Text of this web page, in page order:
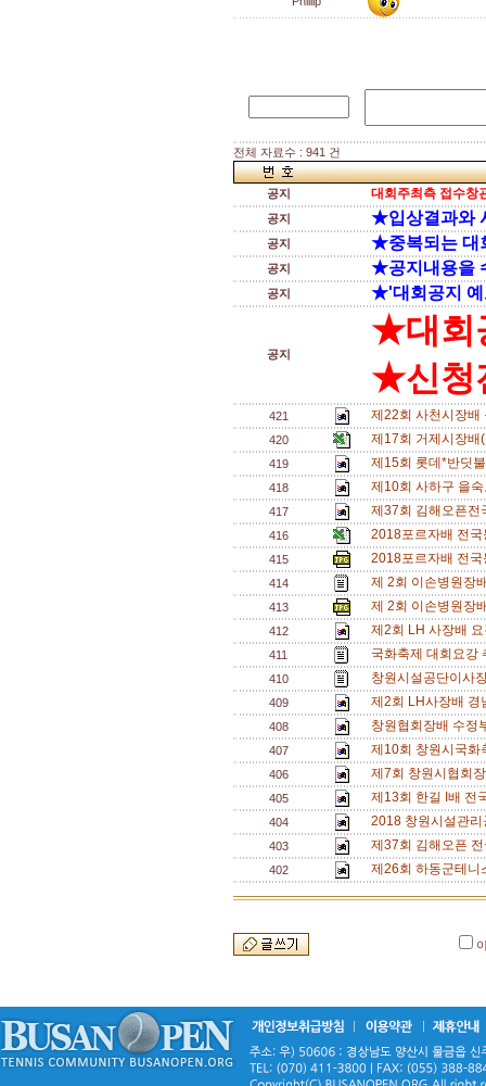
전체 자료수 : 941 건
공지 대회주최측 접수창
공지 ★입상결과와
공지 ★중복되는 대
공지 ★공지내용을
공지 ★'대회공지 예
공지
★대회
★신청
421 제22회 사천시장
420 제17회 거제시장
419 제15회 롯데*반딧
418 제10회 사하구 을
417 제37회 김해오픈
416 2018포르자배 전
415 2018포르자배 전
414 제 2회 이손병원장
413 제 2회 이손병원장
412 제2회 LH 사장배
411 국화축제 대회요
410 창원시설공단이사
409 제2회 LH사장배
408 창원협회장배 수
407 제10회 창원시국
406 제7회 창원시협회
405 제13회 한길 I배 전
404 2018 창원시설관
403 제37회 김해오픈
402 제26회 하동군테